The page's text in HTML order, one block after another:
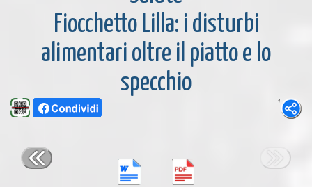
Fiocchetto Lilla: i disturbi
alimentari oltre il piatto e lo
specchio
1